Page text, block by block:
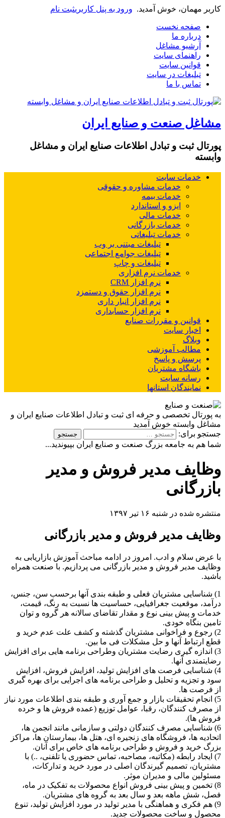
کاربر مهمان، خوش آمدید. ورود به پنل کاربریثبت نام
صفحه نخست
درباره ما
آرشیو مشاغل
راهنمای سایت
قوانین سایت
تبلیغات در سایت
تماس با ما
مشاغل صنعت و صنایع ایران
پورتال ثبت و تبادل اطلاعات صنایع ایران و مشاغل
وابسته
خدمات سایت
خدمات مشاوره و حقوقی
خدمات بیمه
ایزو و استاندارد
خدمات مالی
خدمات بازرگانی
خدمات تبلیغاتی
تبلیغات مبتنی بر وب
تبلیغات جوامع اجتماعی
تبلیغات و چاپ
خدمات نرم افزاری
نرم افزار CRM
نرم افزار حقوق و دستمزد
نرم افزار انبار داری
نرم افزار حسابداری
قوانین و مقررات صنایع
اخبار سایت
وبلاگ
مطالب آموزشی
پرسش و پاسخ
باشگاه مشتریان
رسانه سایت
نمایندگان استانها
به پورتال تخصصی و حرفه ای ثبت و تبادل اطلاعات صنایع ایران و
مشاغل وابسته خوش آمدید
جستجو برای:
شما هم به جامعه بزرگ صنعت و صنایع ایران بپیوندید...
وظایف مدیر فروش و مدیر
بازرگانی
منتشره شده در شنبه ۱۶ تیر ۱۳۹۷
وظایف مدیر فروش و مدیر بازرگانی
با عرض سلام و ادب. امروز در ادامه مباحث آموزش بازاریابی به
وظایف مدیر فروش و مدیر بازرگانی می پردازیم. با صنعت همراه
باشید.
1) شناسایی مشتریان فعلی و طبقه بندی آنها برحسب سن، جنس،
درآمد، موقعیت جغرافیایی، حساسیت ها نسبت به رنگ، قیمت،
خدمات و پیش بینی نوع و مقدار تقاضای سالانه هر گروه و توان
تامین بنگاه خودی.
2) رجوع و فراخوانی مشتریان گذشته و کشف علت عدم خرید و
قطع ارتباط آنها و حل مشکلات فی ما بین.
3) اندازه گیری رضایت مشتریان وطراحی برنامه هایی برای افزایش
رضایتمندی آنها.
4) شناسایی فرصت های افزایش تولید، افزایش فروش، افزایش
سود و تجزیه و تحلیل و طراحی برنامه های اجرایی برای بهره گیری
از فرصت ها.
5) انجام تحقیقات بازار و جمع آوری و طبقه بندی اطلاعات مورد نیاز
از مصرف کنندگان، رقبا، عوامل توزیع (عمده فروش ها و خرده
فروش ها).
6) شناسایی مصرف کنندگان دولتی و سازمانی مانند انجمن ها،
اتحادیه ها، فروشگاه های زنجیره ای، هتل ها، بیمارستان ها، مراکز
بزرگ خرید و فروش و طراحی برنامه های خاص برای آنان.
7) ایجاد رابطه (مکاتبه، مصاحبه، تماس حضوری یا تلفنی، ..) با
مشتریان، تصمیم گیرندگان اصلی در مورد خرید و تدارکات،
مسئولین مالی و مدیران موثر.
8) تخمین و پیش بینی فروش انواع محصولات به تفکیک در ماه،
فصل، شش ماهه بعد و سال بعد به گروه های مشتریان.
9) هم فکری و هماهنگی با مدیر تولید در مورد افزایش تولید، تنوع
محصول و ساخت محصولات جدید.